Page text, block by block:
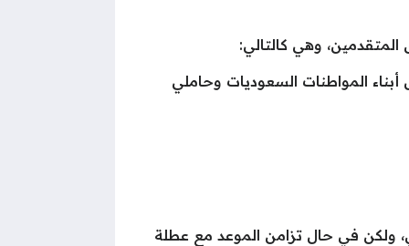
وهي كالتالي:
المواطنات السعوديات وحاملي
ولكن في حال تزامن الموعد مع عطلة